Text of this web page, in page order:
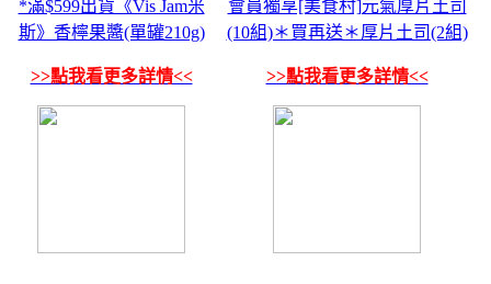
*滿$599出貨《Vis Jam米
斯》香檸果醬(單罐210g)
>>點我看更多詳情<<
會員獨享[美食村]元氣厚片土司
(10組)＊買再送＊厚片土司(2組)
>>點我看更多詳情<<